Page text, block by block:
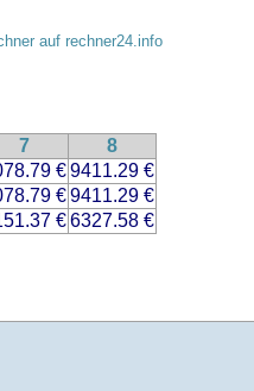
auf rechner24.info
7
8
€9411.29 €
€9411.29 €
€6327.58 €